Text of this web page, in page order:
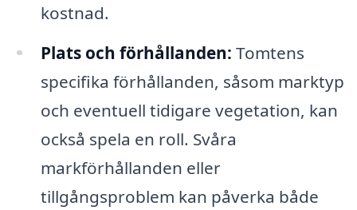
kostnad.
Plats och förhållanden: Tomtens
specifika förhållanden, såsom marktyp
och eventuell tidigare vegetation, kan
också spela en roll. Svåra
markförhållanden eller
tillgångsproblem kan påverka både